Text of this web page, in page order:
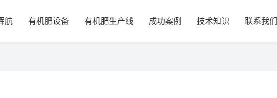
航 有机肥设备 有机肥生产线 成功案例 技术知识 联系我们